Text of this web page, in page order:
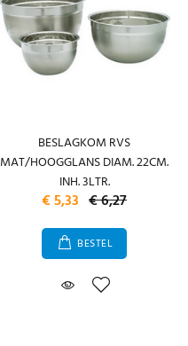
BESLAGKOM RVS
MAT/HOOGGLANS DIAM. 22CM.
INH. 3LTR.
€ 5,33 € 6,27
BESTEL